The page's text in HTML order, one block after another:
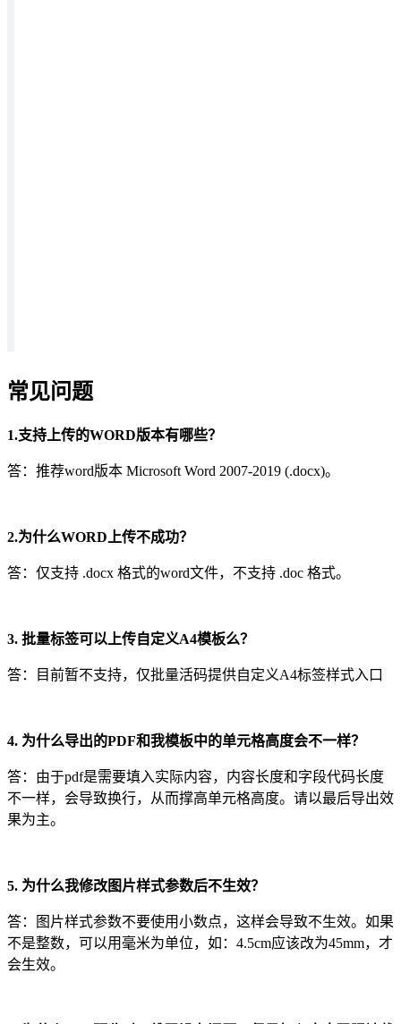
常见问题
1.支持上传的WORD版本有哪些？
答：推荐word版本 Microsoft Word 2007-2019 (.docx)。
2.为什么WORD上传不成功？
答：仅支持 .docx 格式的word文件，不支持 .doc 格式。
3. 批量标签可以上传自定义A4模板么？
答：目前暂不支持，仅批量活码提供自定义A4标签样式入口
4. 为什么导出的PDF和我模板中的单元格高度会不一样？
答：由于pdf是需要填入实际内容，内容长度和字段代码长度
不一样，会导致换行，从而撑高单元格高度。请以最后导出效
果为主。
5. 为什么我修改图片样式参数后不生效？
答：图片样式参数不要使用小数点，这样会导致不生效。如果
不是整数，可以用毫米为单位，如：4.5cm应该改为45mm，才
会生效。